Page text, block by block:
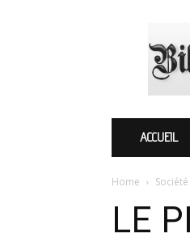
ACCUEIL
Home Société
LE